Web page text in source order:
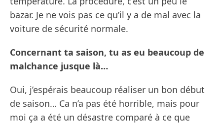
bazar. Je ne vois pas ce qu’il y a de mal avec la
voiture de sécurité normale.
Concernant ta saison, tu as eu beaucoup de
malchance jusque là…
Oui, j’espérais beaucoup réaliser un bon début
de saison… Ca n’a pas été horrible, mais pour
moi ça a été un désastre comparé à ce que